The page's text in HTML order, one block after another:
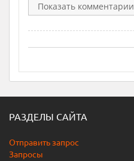
Показать комментарии
РАЗДЕЛЫ САЙТА
Отправить запрос
Запросы